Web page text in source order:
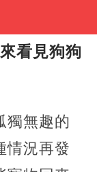
看見狗狗
獨無趣的
情況再發